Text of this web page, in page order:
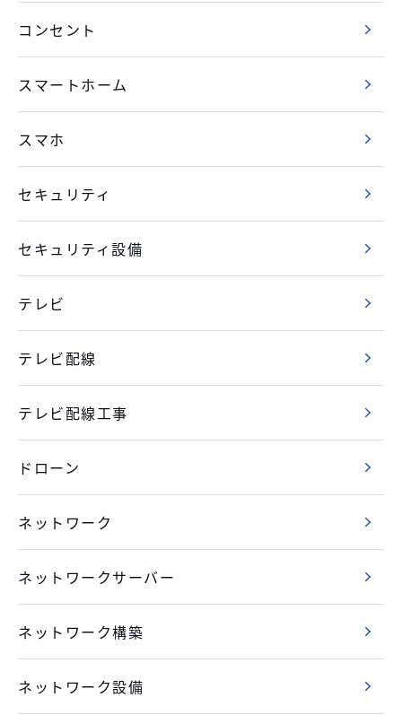
コンセント
スマートホーム
スマホ
セキュリティ
セキュリティ設備
テレビ
テレビ配線
テレビ配線工事
ドローン
ネットワーク
ネットワークサーバー
ネットワーク構築
ネットワーク設備